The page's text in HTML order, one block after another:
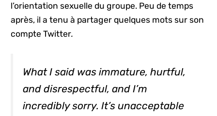
l’orientation sexuelle du groupe. Peu de temps
après, il a tenu à partager quelques mots sur son
compte Twitter.
What I said was immature, hurtful,
and disrespectful, and I’m
incredibly sorry. It’s unacceptable